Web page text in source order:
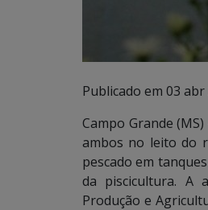
Publicado em 03 abr
Campo Grande
ambos no leito do
pescado em
da piscicultura. A
Produção e